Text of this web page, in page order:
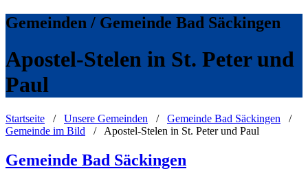
Gemeinden / Gemeinde Bad Säckingen
Apostel-Stelen in St. Peter und
Paul
Startseite / Unsere Gemeinden / Gemeinde Bad Säckingen /
Gemeinde im Bild / Apostel-Stelen in St. Peter und Paul
Gemeinde Bad Säckingen